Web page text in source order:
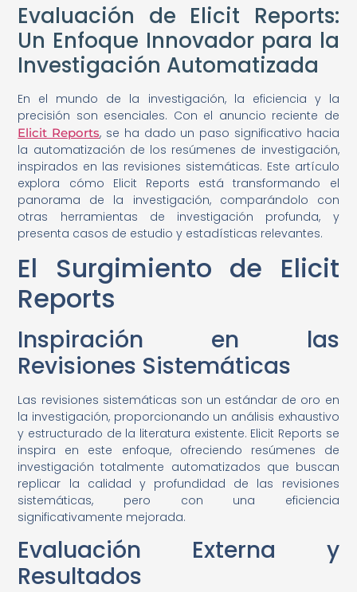
Evaluación de Elicit Reports:
Un Enfoque Innovador para la
Investigación Automatizada
En el mundo de la investigación, la eficiencia y la
precisión son esenciales. Con el anuncio reciente de
Elicit Reports, se ha dado un paso significativo hacia
la automatización de los resúmenes de investigación,
inspirados en las revisiones sistemáticas. Este artículo
explora cómo Elicit Reports está transformando el
panorama de la investigación, comparándolo con
otras herramientas de investigación profunda, y
presenta casos de estudio y estadísticas relevantes.
El Surgimiento de Elicit
Reports
Inspiración en las
Revisiones Sistemáticas
Las revisiones sistemáticas son un estándar de oro en
la investigación, proporcionando un análisis exhaustivo
y estructurado de la literatura existente. Elicit Reports se
inspira en este enfoque, ofreciendo resúmenes de
investigación totalmente automatizados que buscan
replicar la calidad y profundidad de las revisiones
sistemáticas, pero con una eficiencia
significativamente mejorada.
Evaluación Externa y
Resultados